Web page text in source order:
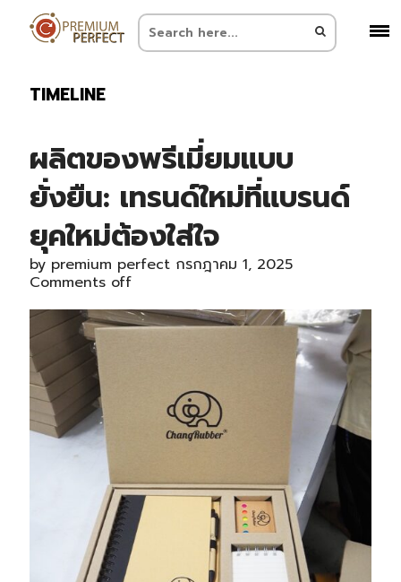
TIMELINE
ผลิตของพรีเมี่ยมแบบ
ยั่งยืน: เทรนด์ใหม่ที่แบรนด์
ยุคใหม่ต้องใส่ใจ
by premium perfect กรกฎาคม 1, 2025
Comments off